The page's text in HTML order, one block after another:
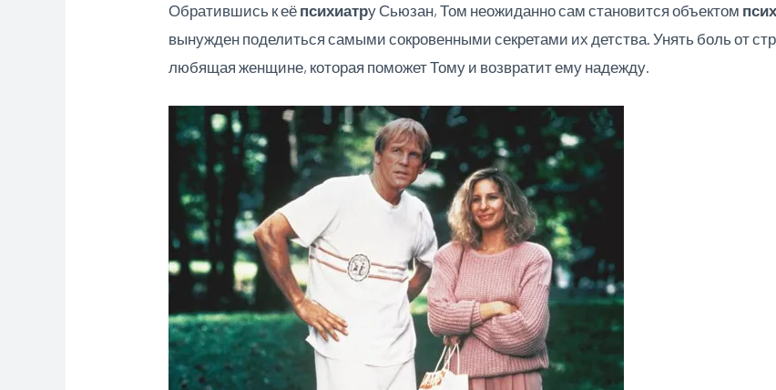
Обратившись к её психиатру Сьюзан, Том неожиданно сам становится объектом
вынужден поделиться самыми сокровенными секретами их детства. Унять боль от
любящая женщине, которая поможет Тому и возвратит ему надежду.